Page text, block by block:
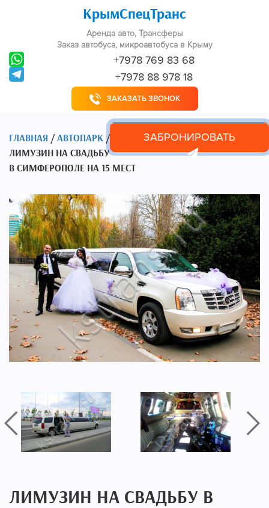
КрымСпецТранс
Аренда авто, Трансферы
Заказ автобуса, микроавтобуса в Крыму
+7978 769 83 68
+7978 88 978 18
ЗАКАЗАТЬ ЗВОНОК
ГЛАВНАЯ /АВТОПАРК /
ЛИМУЗИН НА СВАДЬБУ
В СИМФЕРОПОЛЕ НА 15 МЕСТ
ЛИМУЗИН НА СВАДЬБУ В